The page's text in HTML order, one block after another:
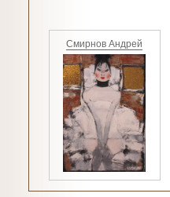
Смирнов Андрей